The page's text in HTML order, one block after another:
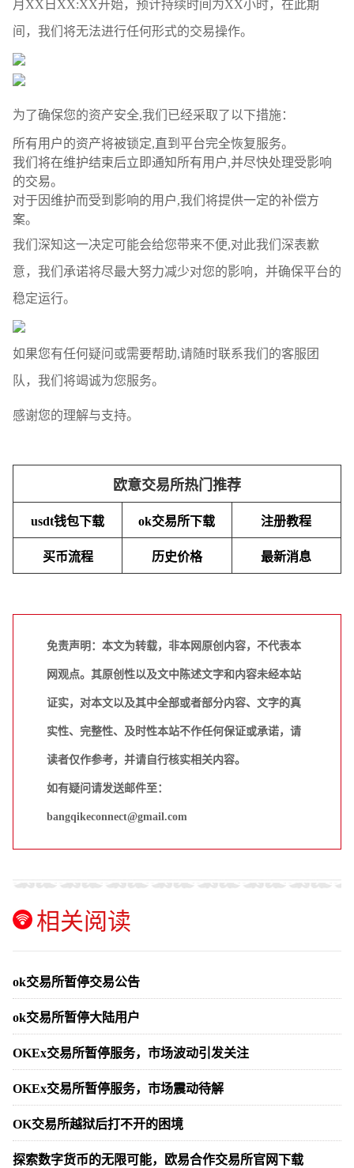
月XX日XX:XX开始，预计持续时间为XX小时，在此期
间，我们将无法进行任何形式的交易操作。
为了确保您的资产安全,我们已经采取了以下措施：
所有用户的资产将被锁定,直到平台完全恢复服务。
我们将在维护结束后立即通知所有用户,并尽快处理受影响
的交易。
对于因维护而受到影响的用户,我们将提供一定的补偿方
案。
我们深知这一决定可能会给您带来不便,对此我们深表歉
意，我们承诺将尽最大努力减少对您的影响，并确保平台的
稳定运行。
如果您有任何疑问或需要帮助,请随时联系我们的客服团
队，我们将竭诚为您服务。
感谢您的理解与支持。
欧意交易所热门推荐
usdt钱包下载 ok交易所下载 注册教程
买币流程 历史价格 最新消息
免责声明：本文为转载，非本网原创内容，不代表本
网观点。其原创性以及文中陈述文字和内容未经本站
证实，对本文以及其中全部或者部分内容、文字的真
实性、完整性、及时性本站不作任何保证或承诺，请
读者仅作参考，并请自行核实相关内容。
如有疑问请发送邮件至：
bangqikeconnect@gmail.com
相关阅读
ok交易所暂停交易公告
ok交易所暂停大陆用户
OKEx交易所暂停服务，市场波动引发关注
OKEx交易所暂停服务，市场震动待解
OK交易所越狱后打不开的困境
探索数字货币的无限可能，欧易合作交易所官网下载